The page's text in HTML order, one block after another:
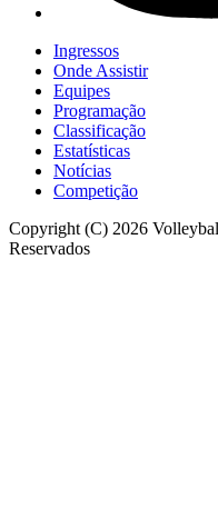
Ingressos
Onde Assistir
Equipes
Programação
Classificação
Estatísticas
Notícias
Competição
Copyright (C) 2026
Reservados